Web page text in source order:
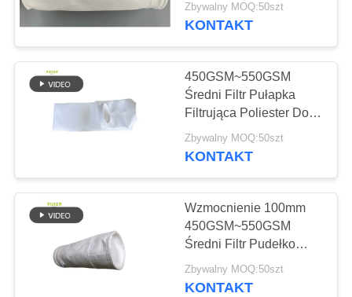
Zbywalny MOQ:50szt
KONTAKT
450GSM~550GSM
Średni Filtr Pułapka
Filtrująca Poliester Do
Filtrów Powietrznych
Zbywalny MOQ:50szt
KONTAKT
Wzmocnienie 100mm
450GSM~550GSM
Średni Filtr Pudełko
Filtrujące Poliester Do
Fabryki Stali
Zbywalny MOQ:50szt
KONTAKT